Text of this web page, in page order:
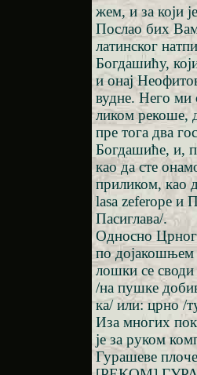
жем, и за који
Послао бих
латинског
Богдашићу,
и онај
вудне. Него ми
ликом рекоше,
пре тога два
Богдашиће, и,
као да сте
приликом, као
lasa zeferoре и
Пасиглава/.
Односно
по дојакошњем
лошки се
/на пушке
ка/ или: црно /
Иза многих
је за руком
Гурашеве